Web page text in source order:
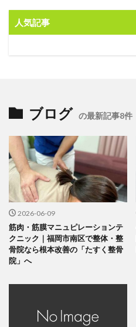
人気記事
ブログ の最新記事8件
2026-06-09
筋肉・筋膜マニュピレーションテ
クニック｜福岡市南区で整体・整
骨院なら根本改善の「たすく整骨
院」へ